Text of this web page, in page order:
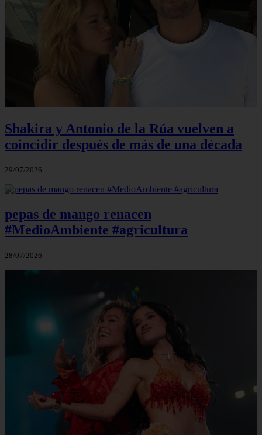
Shakira y Antonio de la Rúa vuelven a
coincidir después de más de una década
29/07/2026
pepas de mango renacen
#MedioAmbiente #agricultura
28/07/2026